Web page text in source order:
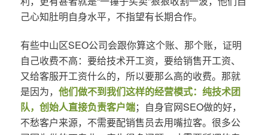
己心知肚明自身水平，不指望有长期合作。
有些中山区SEO公司会跟你算这个账、那个账，证明
自己收费不高：要给技术开工资，要给销售开工资、
又给客服开工资什么的，所以要那么高的收费。那就
是因为， 他们做不到我们这样的经营模式：纯技术团
队，创始人直接负责客户端；自身官网SEO做的好，
不愁客户来源，不需要配销售员去用嘴拉客。很多公